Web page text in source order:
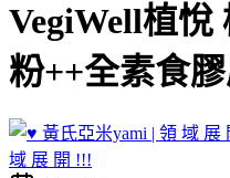
VegiWell植悅
粉++全素食
域 展 開 !!!